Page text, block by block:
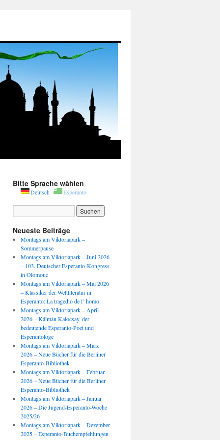
Bitte Sprache wählen
Deutsch Esperanto
Neueste Beiträge
Montags am Viktoriapark –
Sommerpause
Montags am Viktoriapark – Juni 2026
– 103. Deutscher Esperanto-Kongress
in Olomouc
Montags am Viktoriapark – Mai 2026
– Klassiker der Weltliteratur in
Esperanto: La tragedio de l’ homo
Montags am Viktoriapark – April
2026 – Kálmán Kalocsay, der
bedeutende Esperanto-Poet und
Esperantologe
Montags am Viktoriapark – März
2026 – Neue Bücher für die Berliner
Esperanto-Bibliothek
Montags am Viktoriapark – Februar
2026 – Neue Bücher für die Berliner
Esperanto-Bibliothek
Montags am Viktoriapark – Januar
2026 – Die Jugend-Esperanto-Woche
2025/26
Montags am Viktoriapark – Dezember
2025 – Esperanto-Buchempfehlungen